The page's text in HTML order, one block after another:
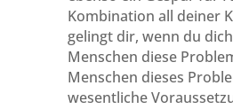
Kombination all deiner
gelingt dir, wenn du
Menschen diese
Menschen dieses
wesentliche